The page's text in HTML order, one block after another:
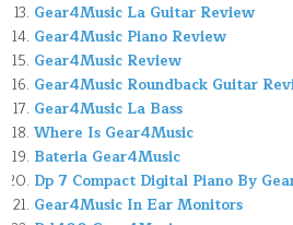
Gear4Music La Guitar Review
Gear4Music Piano Review
Gear4Music Review
Gear4Music Roundback Guitar
Gear4Music La Bass
Where Is Gear4Music
Bateria Gear4Music
Dp 7 Compact Digital Piano By
Gear4Music In Ear Monitors